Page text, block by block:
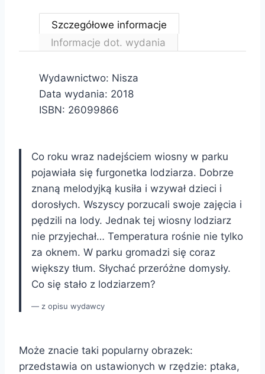
Szczegółowe informacje
Informacje dot. wydania
Wydawnictwo: Nisza
Data wydania: 2018
ISBN: 26099866
Co roku wraz nadejściem wiosny w parku
pojawiała się furgonetka lodziarza. Dobrze
znaną melodyjką kusiła i wzywał dzieci i
dorosłych. Wszyscy porzucali swoje zajęcia i
pędzili na lody. Jednak tej wiosny lodziarz
nie przyjechał… Temperatura rośnie nie tylko
za oknem. W parku gromadzi się coraz
większy tłum. Słychać przeróżne domysły.
Co się stało z lodziarzem?
z opisu wydawcy
Może znacie taki popularny obrazek:
przedstawia on ustawionych w rzędzie: ptaka,